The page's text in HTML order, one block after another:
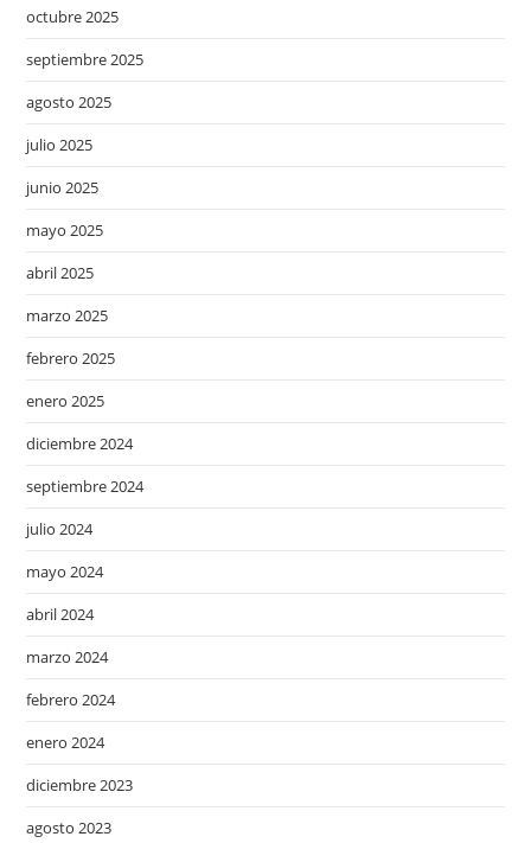
octubre 2025
septiembre 2025
agosto 2025
julio 2025
junio 2025
mayo 2025
abril 2025
marzo 2025
febrero 2025
enero 2025
diciembre 2024
septiembre 2024
julio 2024
mayo 2024
abril 2024
marzo 2024
febrero 2024
enero 2024
diciembre 2023
agosto 2023